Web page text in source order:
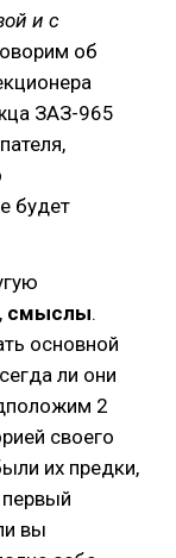
и с
об
ЗАЗ-965
будет
смыслы.
основной
ли они
2
своего
их предки,
вы